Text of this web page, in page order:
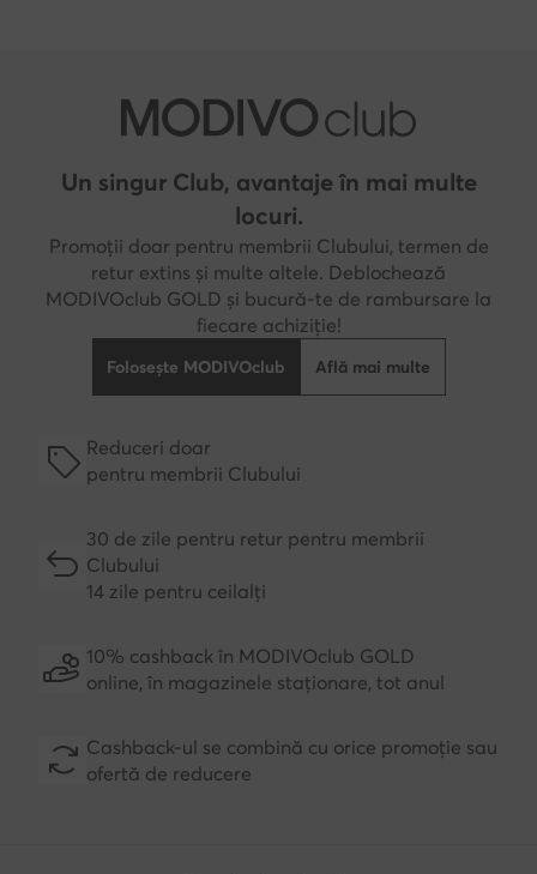
Un singur Club, avantaje în mai multe
locuri.
Promoții doar pentru membrii Clubului, termen de
retur extins și multe altele. Deblochează
MODIVOclub GOLD și bucură-te de rambursare la
fiecare achiziție!
Folosește MODIVOclub Află mai multe
Reduceri doar
pentru membrii Clubului
30 de zile pentru retur pentru membrii
Clubului
14 zile pentru ceilalți
10% cashback în MODIVOclub GOLD
online, în magazinele staționare, tot anul
Cashback-ul se combină cu orice promoție sau
ofertă de reducere